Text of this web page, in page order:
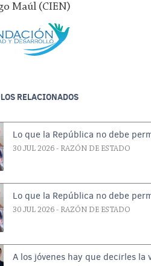
Maúl (CIEN)
RELACIONADOS
Lo que la República no debe
30 JUL 2026 - RAZÓN DE ESTADO
Lo que la República no debe
30 JUL 2026 - RAZÓN DE ESTADO
A los jóvenes hay que decirles la